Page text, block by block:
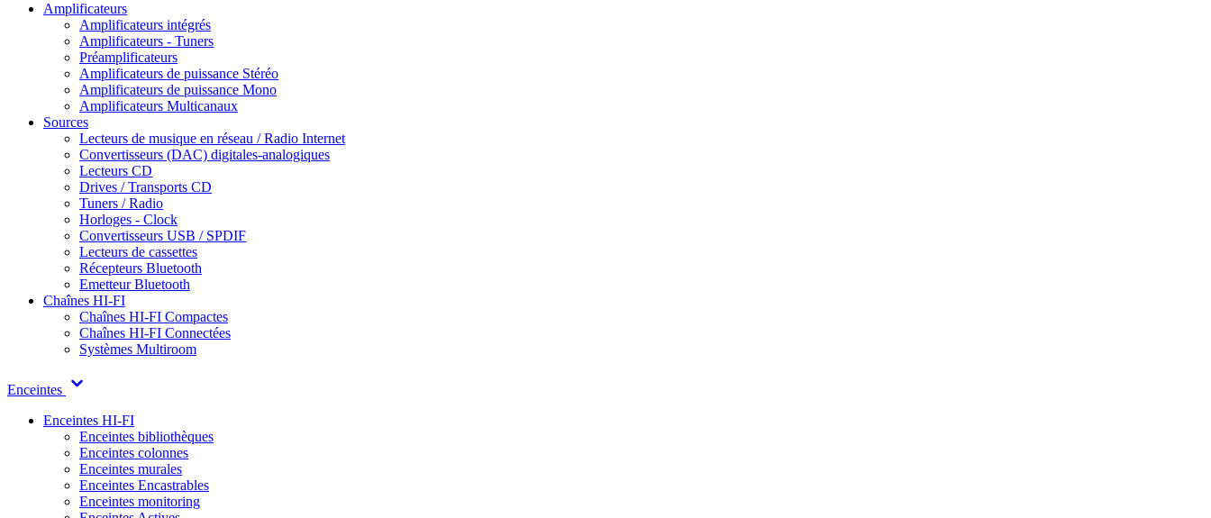
Amplificateurs
Amplificateurs intégrés
Amplificateurs - Tuners
Préamplificateurs
Amplificateurs de puissance Stéréo
Amplificateurs de puissance Mono
Amplificateurs Multicanaux
Sources
Lecteurs de musique en réseau / Radio Internet
Convertisseurs (DAC) digitales-analogiques
Lecteurs CD
Drives / Transports CD
Tuners / Radio
Horloges - Clock
Convertisseurs USB / SPDIF
Lecteurs de cassettes
Récepteurs Bluetooth
Emetteur Bluetooth
Chaînes HI-FI
Chaînes HI-FI Compactes
Chaînes HI-FI Connectées
Systèmes Multiroom
Enceintes
Enceintes HI-FI
Enceintes bibliothèques
Enceintes colonnes
Enceintes murales
Enceintes Encastrables
Enceintes monitoring